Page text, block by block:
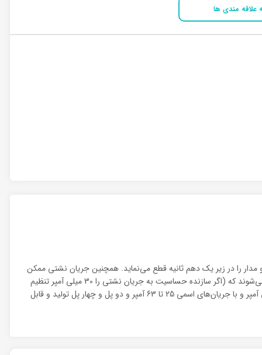
علاقه مندی ها
مدار را در زیر یک دهم ثانیه قطع می‌نماید. همچنین جریان نشتی ممکن
است از راه بدن فردی که با زمین تماس دارد و به طور تصادفی دستش با قسمت برقدار مدار تماس پیداکرده است به وجود آید، این کلیدها به گونه‌ای طراحی می‌شوند که (اگر سازنده حساسیت به جریان نشتی را 30 میلی آمپر تنظیم
نماید) پیش از آسیب‌رسیدن به فرد مدار را قطع می‌کنند. کلیدهای محافظ جریان نشتی الکتروکاوه از نوع الکترومغناطیس و با حساسیت‌های 30، 100 و 300 میلی آمپر و با جریان‌های اسمی 25 تا 63 آمپر و دو پل و چهار پل تولید و قابل